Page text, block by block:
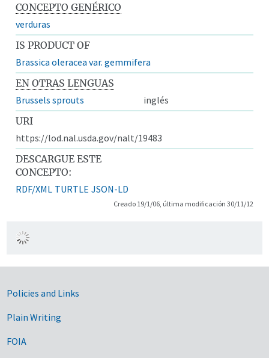
CONCEPTO GENÉRICO
verduras
IS PRODUCT OF
Brassica oleracea var. gemmifera
EN OTRAS LENGUAS
Brussels sprouts
inglés
URI
https://lod.nal.usda.gov/nalt/19483
DESCARGUE ESTE
CONCEPTO:
RDF/XML TURTLE JSON-LD
Creado 19/1/06, última modificación 30/11/12
Government Links
Policies and Links
Plain Writing
FOIA